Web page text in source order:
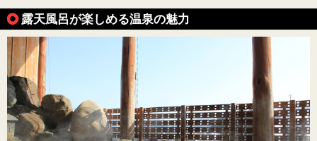
露天風呂が楽しめる温泉の魅力